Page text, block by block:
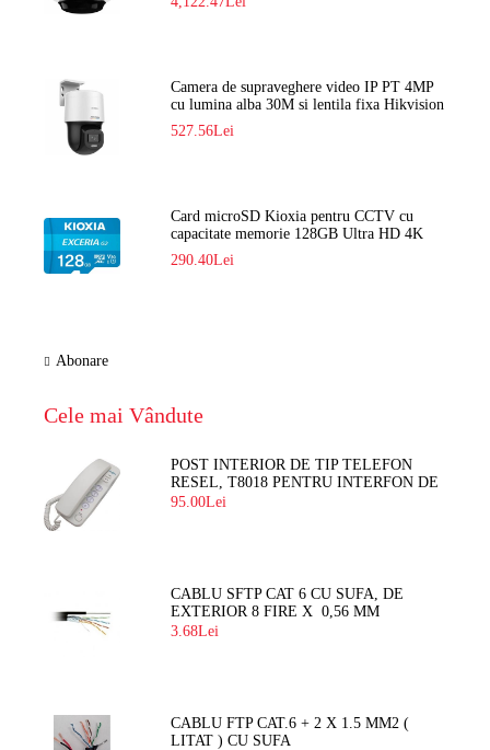
Camera de supraveghere video IP PT 4MP
cu lumina alba 30M si lentila fixa Hikvision
DS-2DE2C400SCG-E F1
527.56Lei
Card microSD Kioxia pentru CCTV cu
capacitate memorie 128GB Ultra HD 4K
LMEX2L128GG2
290.40Lei
Abonare
Cele mai Vândute
POST INTERIOR DE TIP TELEFON
RESEL, T8018 PENTRU INTERFON DE
BLOC
95.00Lei
CABLU SFTP CAT 6 CU SUFA, DE
EXTERIOR 8 FIRE X 0,56 MM
3.68Lei
CABLU FTP CAT.6 + 2 X 1.5 MM2 (
LITAT ) CU SUFA